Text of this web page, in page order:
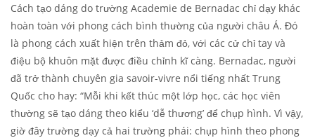
Cách tạo dáng do trường Academie de Bernadac chỉ dạy khác
hoàn toàn với phong cách bình thường của người châu Á. Đó
là phong cách xuất hiện trên thảm đỏ, với các cử chỉ tay và
điệu bộ khuôn mặt được điều chỉnh kĩ càng. Bernadac, người
đã trở thành chuyên gia savoir-vivre nổi tiếng nhất Trung
Quốc cho hay: “Mỗi khi kết thúc một lớp học, các học viên
thường sẽ tạo dáng theo kiểu ‘dễ thương’ để chụp hình. Vì vậy,
giờ đây trường dạy cả hai trường phái: chụp hình theo phong